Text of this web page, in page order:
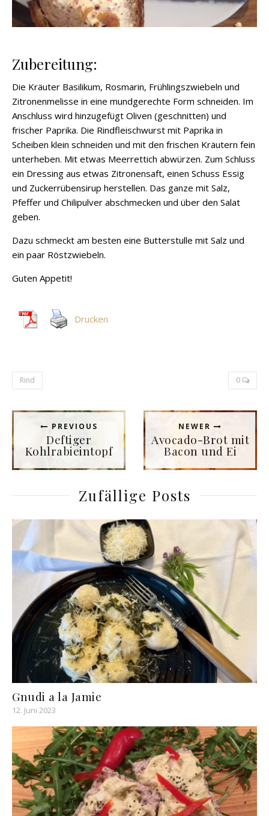
Zubereitung:
Die Kräuter Basilikum, Rosmarin, Frühlingszwiebeln und
Zitronenmelisse in eine mundgerechte Form schneiden. Im
Anschluss wird hinzugefügt Oliven (geschnitten) und
frischer Paprika. Die Rindfleischwurst mit Paprika in
Scheiben klein schneiden und mit den frischen Kräutern fein
unterheben. Mit etwas Meerrettich abwürzen. Zum Schluss
ein Dressing aus etwas Zitronensaft, einen Schuss Essig
und Zuckerrübensirup herstellen. Das ganze mit Salz,
Pfeffer und Chilipulver abschmecken und über den Salat
geben.
Dazu schmeckt am besten eine Butterstulle mit Salz und
ein paar Röstzwiebeln.
Guten Appetit!
Drucken
Rind 0
PREVIOUS
Deftiger
Kohlrabieintopf
NEWER
Avocado-Brot mit
Bacon und Ei
Zufällige Posts
Gnudi a la Jamie
12. Juni 2023